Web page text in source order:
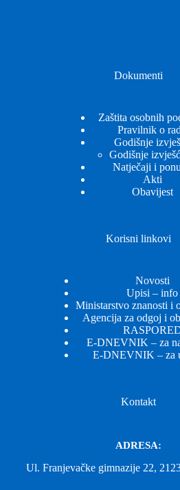
Dokumenti
Zaštita osobnih
Pravilnik o
Godišnje
Godišnje
Natječaji i
Akti
Obavijest
Korisni linkovi
Novosti
Upisi – info
Ministarstvo znanosti i
Agencija za odgoj i
E-DNEVNIK – za
E-DNEVNIK – za
Kontakt
ADRESA:
Ul. Franjevačke gimnazije 22,